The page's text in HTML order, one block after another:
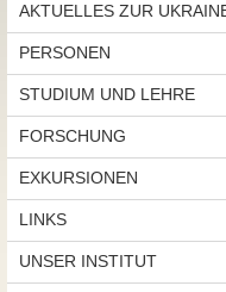
AKTUELLES ZUR
PERSONEN
STUDIUM UND LEHRE
FORSCHUNG
EXKURSIONEN
LINKS
UNSER INSTITUT